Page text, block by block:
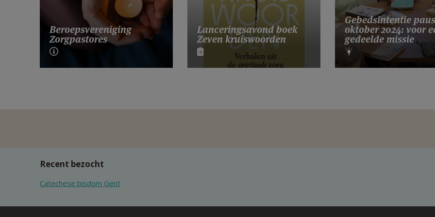
Beroepsvereniging
Zorgpastores
Lanceringsavond boek
Zeven kruiswoorden
Gebedsintentie paus
oktober 2024: voor
gedeelde missie
Recent bezocht
Catechese bisdom Gent